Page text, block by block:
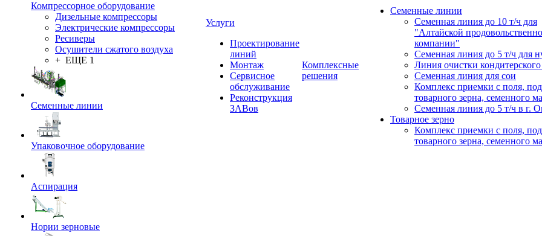
Компрессорное оборудование
Дизельные компрессоры
Электрические компрессоры
Ресиверы
Осушители сжатого воздуха
+ ЕЩЕ 1
Семенные линии
Упаковочное оборудование
Аспирация
Нории зерновые
Услуги
Проектирование
линий
Монтаж
Сервисное
обслуживание
Реконструкция
ЗАВов
Комплексные
решения
Семенные линии
Семенная линия до 10 т/ч для
"Алтайской
компании"
Семенная линия до 5 т/ч для
Линия очистки кондитерского
Семенная линия для сои
Комплекс приемки с поля,
товарного зерна, семенного
Семенная линия до 5 т/ч в г.
Товарное зерно
Комплекс приемки с поля,
товарного зерна, семенного